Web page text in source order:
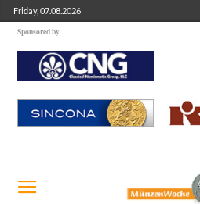
Friday, 07.08.2026
Sponsored by